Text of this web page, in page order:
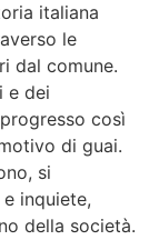
italiana
le
dal comune.
e dei
così
di guai.
si
inquiete,
della società.